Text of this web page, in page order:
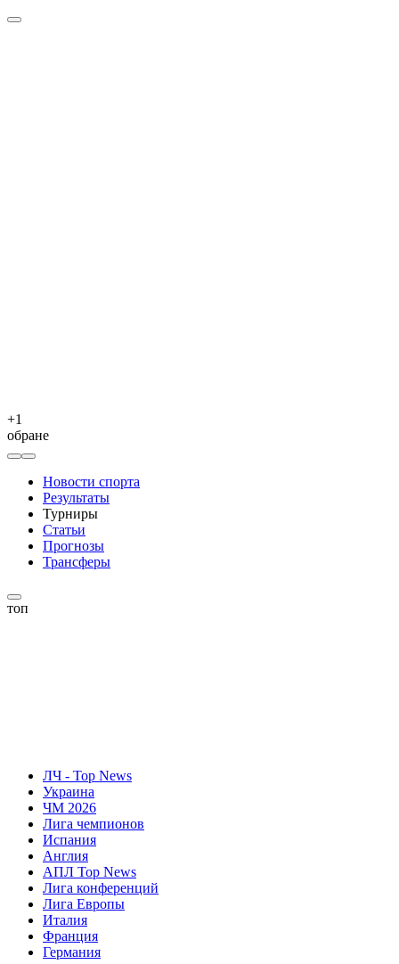
+1
обране
Новости спорта
Результаты
Турниры
Статьи
Прогнозы
Трансферы
топ
ЛЧ - Top News
Украина
ЧМ 2026
Лига чемпионов
Испания
Англия
АПЛ Top News
Лига конференций
Лига Европы
Италия
Франция
Германия